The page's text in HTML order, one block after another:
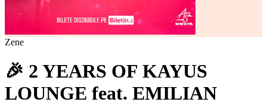
Zene
🎉 2 YEARS OF KAYUS
LOUNGE feat. EMILIAN